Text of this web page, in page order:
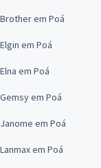
em Poá
em Poá
em Poá
em Poá
em Poá
em Poá